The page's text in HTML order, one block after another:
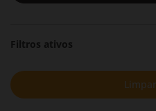
Filtros ativos